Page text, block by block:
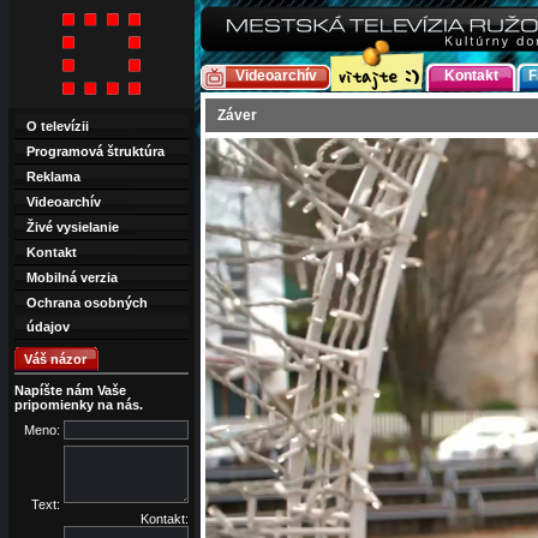
Videoarchív Kontakt
Záver
O televízii
Programová štruktúra
Reklama
Videoarchív
Živé vysielanie
Kontakt
Mobilná verzia
Ochrana osobných
údajov
Váš názor
Napíšte nám Vaše
pripomienky na nás.
Meno:
Text:
Kontakt: